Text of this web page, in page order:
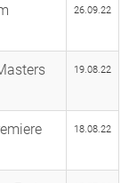
26.09.22
19.08.22
18.08.22